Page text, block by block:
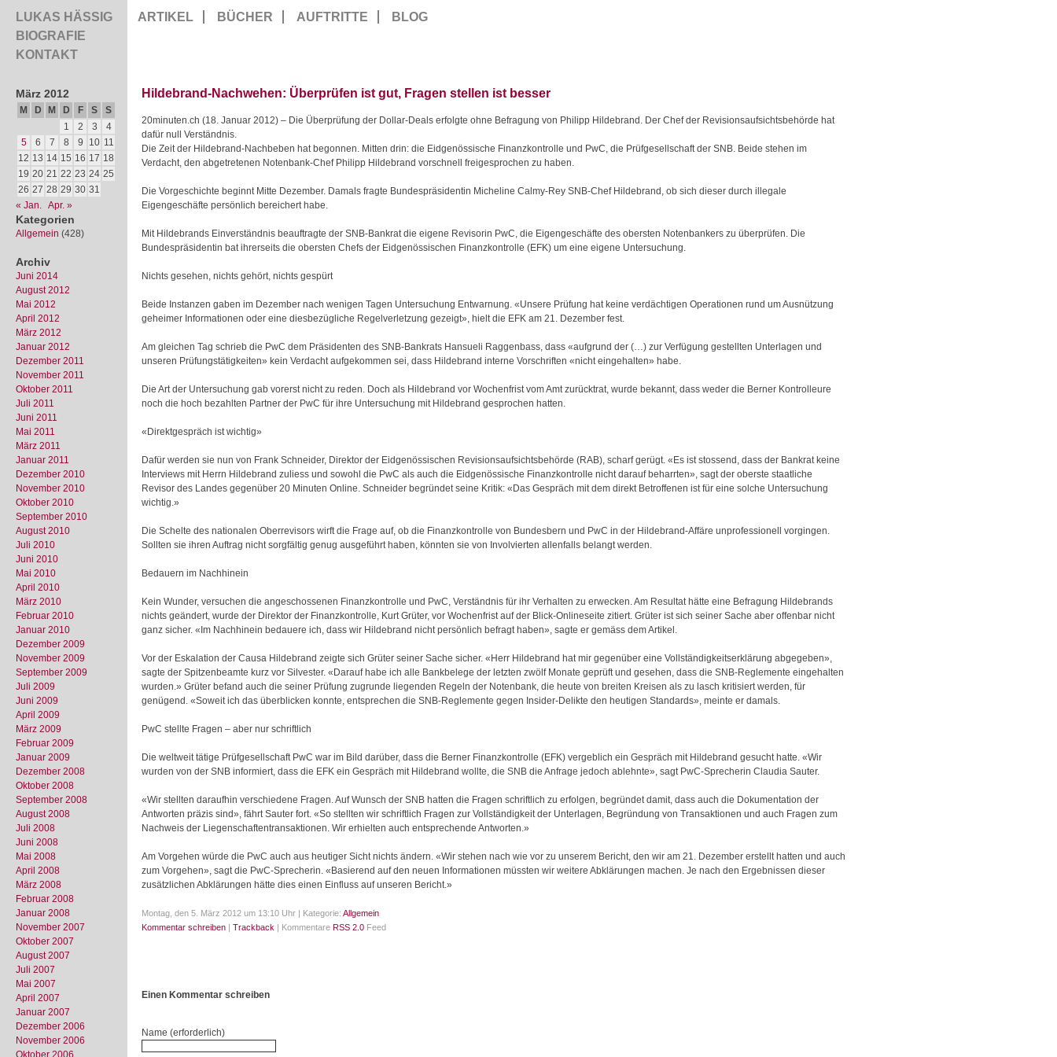
LUKAS HÄSSIG
BIOGRAFIE
KONTAKT
ARTIKEL BÜCHER AUFTRITTE BLOG
März 2012
M D M D F S
S
1
2 3
4
5
6 7 8 9 10 11
12 13 14 15 16 17 18
19 20 21 22 23 24 25
26 27 28 29 30 31
« Jan. Apr. »
Kategorien
Allgemein (428)
Archiv
Juni 2014
August 2012
Mai 2012
April 2012
März 2012
Januar 2012
Dezember 2011
November 2011
Oktober 2011
Juli 2011
Juni 2011
Mai 2011
März 2011
Januar 2011
Dezember 2010
November 2010
Oktober 2010
September 2010
August 2010
Juli 2010
Juni 2010
Mai 2010
April 2010
März 2010
Februar 2010
Januar 2010
Dezember 2009
November 2009
September 2009
Juli 2009
Juni 2009
April 2009
März 2009
Februar 2009
Januar 2009
Dezember 2008
Oktober 2008
September 2008
August 2008
Juli 2008
Juni 2008
Mai 2008
April 2008
März 2008
Februar 2008
Januar 2008
November 2007
Oktober 2007
August 2007
Juli 2007
Mai 2007
April 2007
Januar 2007
Dezember 2006
November 2006
Oktober 2006
Hildebrand-Nachwehen: Überprüfen ist gut, Fragen stellen ist besser
20minuten.ch (18. Januar 2012) – Die Überprüfung der Dollar-Deals erfolgte ohne Befragung von Philipp Hildebrand. Der Chef der Revisionsaufsichtsbehörde hat
dafür null Verständnis.
Die Zeit der Hildebrand-Nachbeben hat begonnen. Mitten drin: die Eidgenössische Finanzkontrolle und PwC, die Prüfgesellschaft der SNB. Beide stehen im
Verdacht, den abgetretenen Notenbank-Chef Philipp Hildebrand vorschnell freigesprochen zu haben.
Die Vorgeschichte beginnt Mitte Dezember. Damals fragte Bundespräsidentin Micheline Calmy-Rey SNB-Chef Hildebrand, ob sich dieser durch illegale
Eigengeschäfte persönlich bereichert habe.
Mit Hildebrands Einverständnis beauftragte der SNB-Bankrat die eigene Revisorin PwC, die Eigengeschäfte des obersten Notenbankers zu überprüfen. Die
Bundespräsidentin bat ihrerseits die obersten Chefs der Eidgenössischen Finanzkontrolle (EFK) um eine eigene Untersuchung.
Nichts gesehen, nichts gehört, nichts gespürt
Beide Instanzen gaben im Dezember nach wenigen Tagen Untersuchung Entwarnung. «Unsere Prüfung hat keine verdächtigen Operationen rund um Ausnützung
geheimer Informationen oder eine diesbezügliche Regelverletzung gezeigt», hielt die EFK am 21. Dezember fest.
Am gleichen Tag schrieb die PwC dem Präsidenten des SNB-Bankrats Hansueli Raggenbass, dass «aufgrund der (…) zur Verfügung gestellten Unterlagen und
unseren Prüfungstätigkeiten» kein Verdacht aufgekommen sei, dass Hildebrand interne Vorschriften «nicht eingehalten» habe.
Die Art der Untersuchung gab vorerst nicht zu reden. Doch als Hildebrand vor Wochenfrist vom Amt zurücktrat, wurde bekannt, dass weder die Berner Kontrolleure
noch die hoch bezahlten Partner der PwC für ihre Untersuchung mit Hildebrand gesprochen hatten.
«Direktgespräch ist wichtig»
Dafür werden sie nun von Frank Schneider, Direktor der Eidgenössischen Revisionsaufsichtsbehörde (RAB), scharf gerügt. «Es ist stossend, dass der Bankrat keine
Interviews mit Herrn Hildebrand zuliess und sowohl die PwC als auch die Eidgenössische Finanzkontrolle nicht darauf beharrten», sagt der oberste staatliche
Revisor des Landes gegenüber 20 Minuten Online. Schneider begründet seine Kritik: «Das Gespräch mit dem direkt Betroffenen ist für eine solche Untersuchung
wichtig.»
Die Schelte des nationalen Oberrevisors wirft die Frage auf, ob die Finanzkontrolle von Bundesbern und PwC in der Hildebrand-Affäre unprofessionell vorgingen.
Sollten sie ihren Auftrag nicht sorgfältig genug ausgeführt haben, könnten sie von Involvierten allenfalls belangt werden.
Bedauern im Nachhinein
Kein Wunder, versuchen die angeschossenen Finanzkontrolle und PwC, Verständnis für ihr Verhalten zu erwecken. Am Resultat hätte eine Befragung Hildebrands
nichts geändert, wurde der Direktor der Finanzkontrolle, Kurt Grüter, vor Wochenfrist auf der Blick-Onlineseite zitiert. Grüter ist sich seiner Sache aber offenbar nicht
ganz sicher. «Im Nachhinein bedauere ich, dass wir Hildebrand nicht persönlich befragt haben», sagte er gemäss dem Artikel.
Vor der Eskalation der Causa Hildebrand zeigte sich Grüter seiner Sache sicher. «Herr Hildebrand hat mir gegenüber eine Vollständigkeitserklärung abgegeben»,
sagte der Spitzenbeamte kurz vor Silvester. «Darauf habe ich alle Bankbelege der letzten zwölf Monate geprüft und gesehen, dass die SNB-Reglemente eingehalten
wurden.» Grüter befand auch die seiner Prüfung zugrunde liegenden Regeln der Notenbank, die heute von breiten Kreisen als zu lasch kritisiert werden, für
genügend. «Soweit ich das überblicken konnte, entsprechen die SNB-Reglemente gegen Insider-Delikte den heutigen Standards», meinte er damals.
PwC stellte Fragen – aber nur schriftlich
Die weltweit tätige Prüfgesellschaft PwC war im Bild darüber, dass die Berner Finanzkontrolle (EFK) vergeblich ein Gespräch mit Hildebrand gesucht hatte. «Wir
wurden von der SNB informiert, dass die EFK ein Gespräch mit Hildebrand wollte, die SNB die Anfrage jedoch ablehnte», sagt PwC-Sprecherin Claudia Sauter.
«Wir stellten daraufhin verschiedene Fragen. Auf Wunsch der SNB hatten die Fragen schriftlich zu erfolgen, begründet damit, dass auch die Dokumentation der
Antworten präzis sind», fährt Sauter fort. «So stellten wir schriftlich Fragen zur Vollständigkeit der Unterlagen, Begründung von Transaktionen und auch Fragen zum
Nachweis der Liegenschaftentransaktionen. Wir erhielten auch entsprechende Antworten.»
Am Vorgehen würde die PwC auch aus heutiger Sicht nichts ändern. «Wir stehen nach wie vor zu unserem Bericht, den wir am 21. Dezember erstellt hatten und auch
zum Vorgehen», sagt die PwC-Sprecherin. «Basierend auf den neuen Informationen müssten wir weitere Abklärungen machen. Je nach den Ergebnissen dieser
zusätzlichen Abklärungen hätte dies einen Einfluss auf unseren Bericht.»
Montag, den 5. März 2012 um 13:10 Uhr | Kategorie: Allgemein
Kommentar schreiben | Trackback | Kommentare RSS 2.0 Feed
Einen Kommentar schreiben
Name (erforderlich)